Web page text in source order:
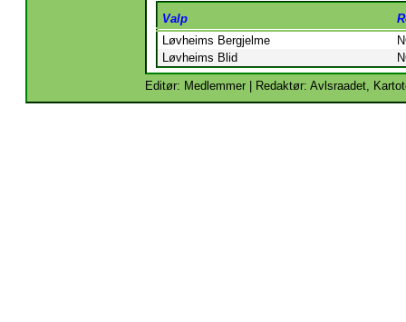
Valp
Løvheims Bergjelme
Løvheims Blid
Editør: Medlemmer | Redaktør: Avlsraadet,